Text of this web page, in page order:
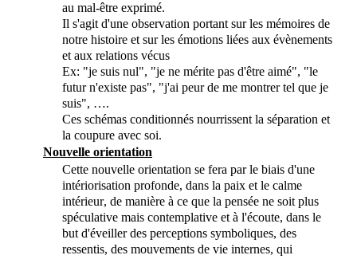
au mal-être exprimé.
Il s'agit d'une observation portant sur les mémoires de
notre histoire et sur les émotions liées aux évènements
et aux relations vécus
Ex: "je suis nul", "je ne mérite pas d'être aimé", "le
futur n'existe pas", "j'ai peur de me montrer tel que je
suis", ….
Ces schémas conditionnés nourrissent la séparation et
la coupure avec soi.
Nouvelle orientation
Cette nouvelle orientation se fera par le biais d'une
intériorisation profonde, dans la paix et le calme
intérieur, de manière à ce que la pensée ne soit plus
spéculative mais contemplative et à l'écoute, dans le
but d'éveiller des perceptions symboliques, des
ressentis, des mouvements de vie internes, qui